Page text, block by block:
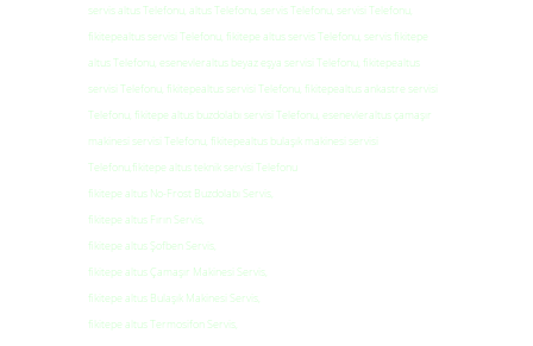
servis altus Telefonu, altus Telefonu, servis Telefonu, servisi Telefonu,
fikitepealtus servisi Telefonu, fikitepe altus servis Telefonu, servis fikitepe
altus Telefonu, esenevleraltus beyaz eşya servisi Telefonu, fikitepealtus
servisi Telefonu, fikitepealtus servisi Telefonu, fikitepealtus ankastre servisi
Telefonu, fikitepe altus buzdolabı servisi Telefonu, esenevleraltus çamaşır
makinesi servisi Telefonu, fikitepealtus bulaşık makinesi servisi
Telefonu,fikitepe altus teknik servisi Telefonu
fikitepe altus No-Frost Buzdolabı Servis,
fikitepe altus Fırın Servis,
fikitepe altus Şofben Servis,
fikitepe altus Çamaşır Makinesi Servis,
fikitepe altus Bulaşık Makinesi Servis,
fikitepe altus Termosifon Servis,